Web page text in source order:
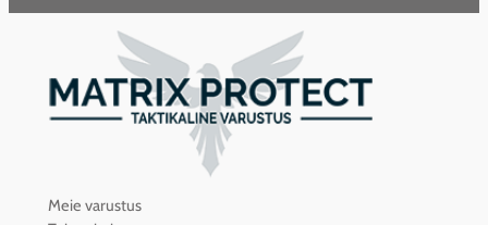
Meie varustus